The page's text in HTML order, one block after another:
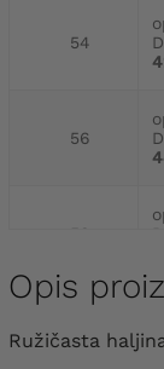
54
56
Opis
Ružičasta